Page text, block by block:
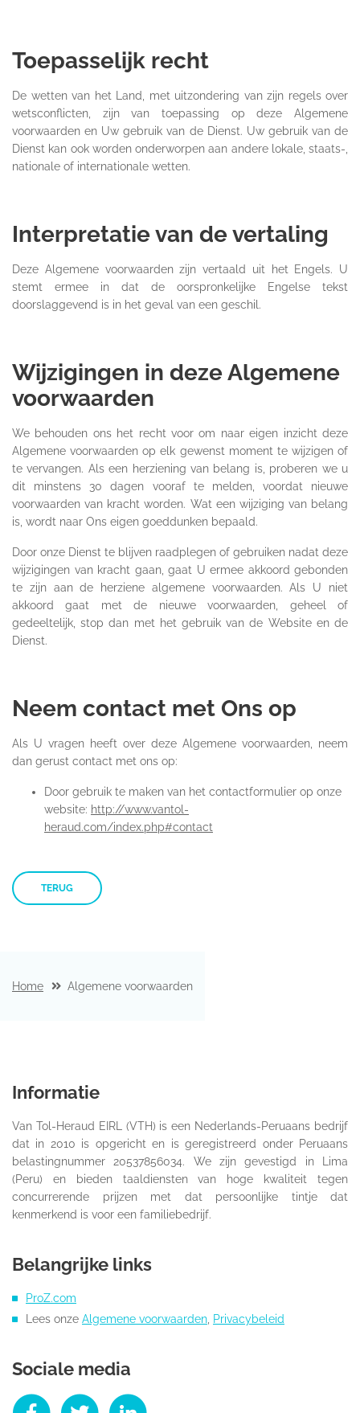
Toepasselijk recht
De wetten van het Land, met uitzondering van zijn regels over
wetsconflicten, zijn van toepassing op deze Algemene
voorwaarden en Uw gebruik van de Dienst. Uw gebruik van de
Dienst kan ook worden onderworpen aan andere lokale, staats-,
nationale of internationale wetten.
Interpretatie van de vertaling
Deze Algemene voorwaarden zijn vertaald uit het Engels. U
stemt ermee in dat de oorspronkelijke Engelse tekst
doorslaggevend is in het geval van een geschil.
Wijzigingen in deze Algemene
voorwaarden
We behouden ons het recht voor om naar eigen inzicht deze
Algemene voorwaarden op elk gewenst moment te wijzigen of
te vervangen. Als een herziening van belang is, proberen we u
dit minstens 30 dagen vooraf te melden, voordat nieuwe
voorwaarden van kracht worden. Wat een wijziging van belang
is, wordt naar Ons eigen goeddunken bepaald.
Door onze Dienst te blijven raadplegen of gebruiken nadat deze
wijzigingen van kracht gaan, gaat U ermee akkoord gebonden
te zijn aan de herziene algemene voorwaarden. Als U niet
akkoord gaat met de nieuwe voorwaarden, geheel of
gedeeltelijk, stop dan met het gebruik van de Website en de
Dienst.
Neem contact met Ons op
Als U vragen heeft over deze Algemene voorwaarden, neem
dan gerust contact met ons op:
Door gebruik te maken van het contactformulier op onze
website: http://www.vantol-
heraud.com/index.php#contact
TERUG
Home Algemene voorwaarden
Informatie
Van Tol-Heraud EIRL (VTH) is een Nederlands-Peruaans bedrijf
dat in 2010 is opgericht en is geregistreerd onder Peruaans
belastingnummer 20537856034. We zijn gevestigd in Lima
(Peru) en bieden taaldiensten van hoge kwaliteit tegen
concurrerende prijzen met dat persoonlijke tintje dat
kenmerkend is voor een familiebedrijf.
Belangrijke links
ProZ.com
Lees onze Algemene voorwaarden Privacybeleid
Sociale media